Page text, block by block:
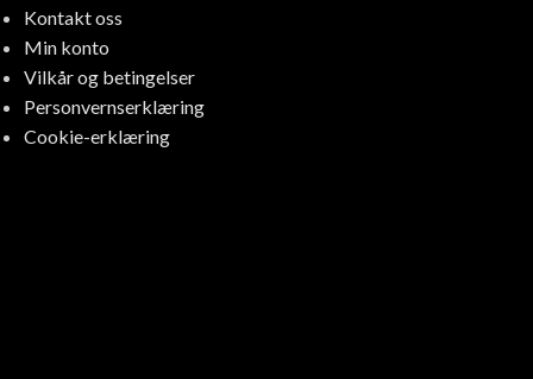
Kontakt oss
Min konto
Vilkår og betingelser
Personvernserklæring
Cookie-erklæring